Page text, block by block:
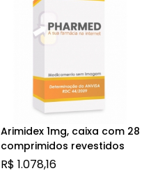
Arimidex 1mg, caixa com 28
comprimidos revestidos
R$ 1.078,16